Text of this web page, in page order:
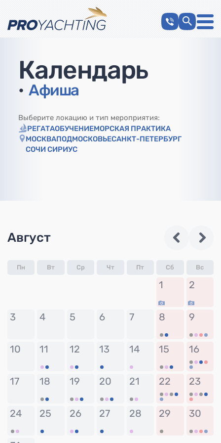
Календарь
• Афиша
Выберите локацию и тип мероприятия:
РЕГАТАОБУЧЕНИЕМОРСКАЯ ПРАКТИКА
МОСКВАПОДМОСКОВЬЕСАНКТ-ПЕТЕРБУРГ
СОЧИ СИРИУС
Август
Пн Вт Ср Чт Пт Сб Вс
1 2
3 4 5 6 7 8 9
10 11 12 13 14 15 16
17 18 19 20 21 22 23
24 25 26 27 28 29 30